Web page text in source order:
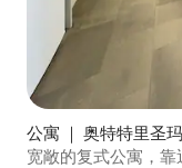
公寓 ｜ 奥特特里圣
宽敞的复式公寓，